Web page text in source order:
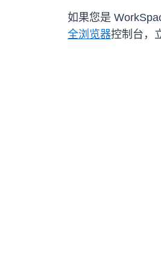
如果您是
全浏览器控制台，